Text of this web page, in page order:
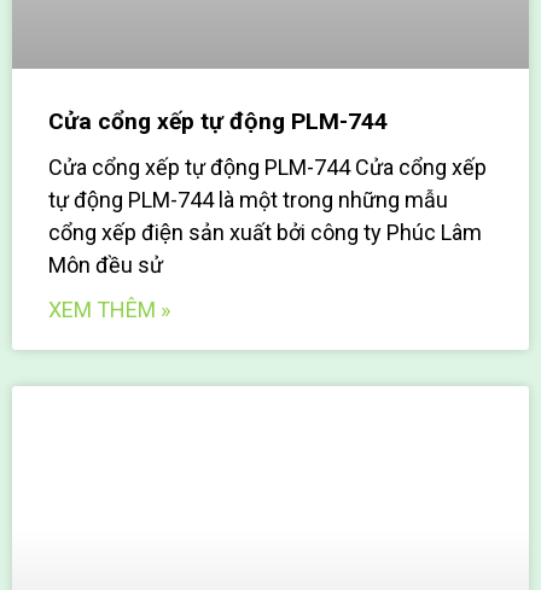
Cửa cổng xếp tự động PLM-744
Cửa cổng xếp tự động PLM-744 Cửa cổng xếp
tự động PLM-744 là một trong những mẫu
cổng xếp điện sản xuất bởi công ty Phúc Lâm
Môn đều sử
XEM THÊM »